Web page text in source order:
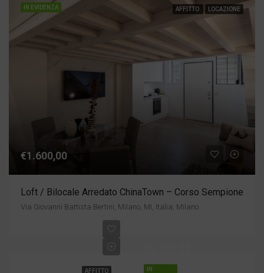
IN EVIDENZA AFFITTO LOCAZIONE
€1.600,00
Loft / Bilocale Arredato ChinaTown – Corso Sempione
Via Giovanni Battista Bertini, Milano, MI, Italia, Milano
IN
AFFITTO